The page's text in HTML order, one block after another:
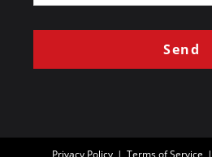
field
blank
Send
Privacy Policy Terms of Service